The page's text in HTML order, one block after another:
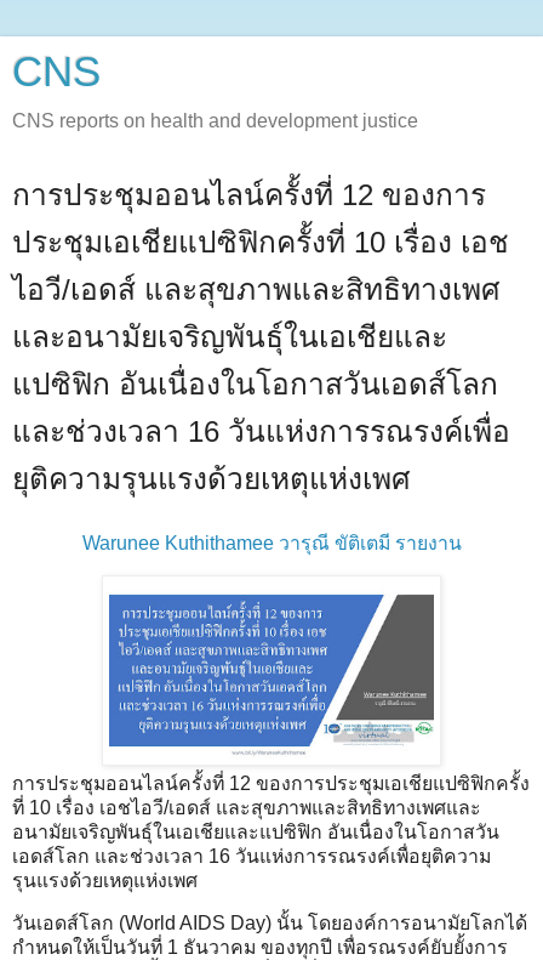
CNS
CNS reports on health and development justice
การประชุมออนไลน์ครั้งที่ 12 ของการ
ประชุมเอเชียแปซิฟิกครั้งที่ 10 เรื่อง เอช
ไอวี/เอดส์ และสุขภาพและสิทธิทางเพศ
และอนามัยเจริญพันธุ์ในเอเชียและ
แปซิฟิก อันเนื่องในโอกาสวันเอดส์โลก
และช่วงเวลา 16 วันแห่งการรณรงค์เพื่อ
ยุติความรุนแรงด้วยเหตุแห่งเพศ
Warunee Kuthithamee วารุณี ขัติเตมี รายงาน
การประชุมออนไลน์ครั้งที่ 12 ของการประชุมเอเชียแปซิฟิกครั้ง
ที่ 10 เรื่อง เอชไอวี/เอดส์ และสุขภาพและสิทธิทางเพศและ
อนามัยเจริญพันธุ์ในเอเชียและแปซิฟิก อันเนื่องในโอกาสวัน
เอดส์โลก และช่วงเวลา 16 วันแห่งการรณรงค์เพื่อยุติความ
รุนแรงด้วยเหตุแห่งเพศ
วันเอดส์โลก (World AIDS Day) นั้น โดยองค์การอนามัยโลกได้
กำหนดให้เป็นวันที่ 1 ธันวาคม ของทุกปี เพื่อรณรงค์ยับยั้งการ